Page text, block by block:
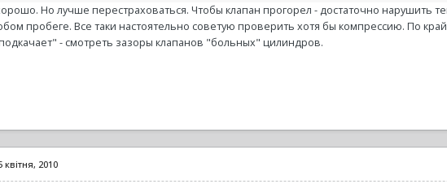
Но лучше перестраховаться. Чтобы клапан прогорел - достаточно нарушить
пробеге. Все таки настоятельно советую проверить хотя бы компрессию. По
- смотреть зазоры клапанов "больных" цилиндров.
квітня, 2010